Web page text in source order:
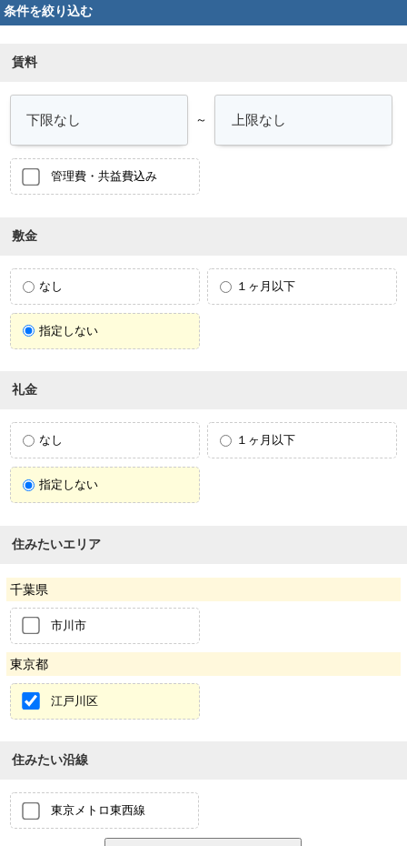
条件を絞り込む
賃料
～
管理費・共益費込み
敷金
なし １ヶ月以下
指定しない
礼金
なし １ヶ月以下
指定しない
住みたいエリア
千葉県
市川市
東京都
江戸川区
住みたい沿線
東京メトロ東西線